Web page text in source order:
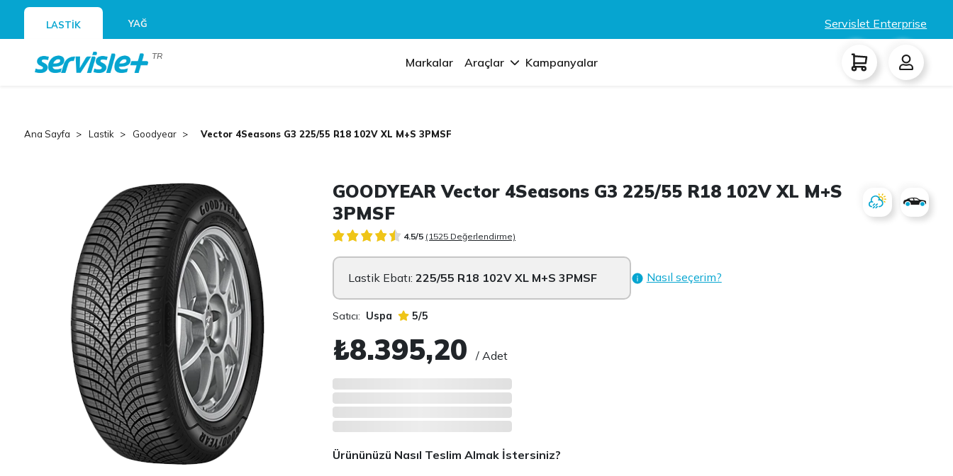
LASTİK YAĞ Servislet Enterprise
TR Markalar Araçlar Kampanyalar
Ana Sayfa Lastik Goodyear Vector 4Seasons G3 225/55 R18 102V XL M+S 3PMSF
GOODYEAR Vector 4Seasons G3 225/55 R18 102V XL M+S
3PMSF
4.5/5 (1525 Değerlendirme)
Lastik Ebatı:225/55 R18 102V XL M+S 3PMSF Nasıl seçerim?
Satıcı: Uspa 5/5
₺8.395,20/ Adet
Ürününüzü Nasıl Teslim Almak İstersiniz?